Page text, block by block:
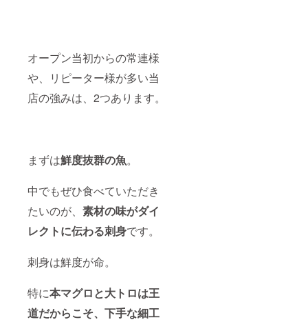
オープン当初からの常連様
や、リピーター様が多い当
店の強みは、2つあります。
まずは鮮度抜群の魚。
中でもぜひ食べていただき
たいのが、 素材の味がダイ
レクトに伝わる刺身です。
刺身は鮮度が命。
特に本マグロと大トロは王
道だからこそ、下手な細工